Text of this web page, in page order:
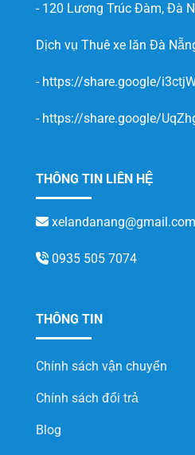
- 120 Lương Trúc Đàm, Đà
Dịch vụ Thuê xe lăn Đà
- https://share.google/
- https://share.google/
THÔNG TIN LIÊN HỆ
xelandanang@gmail.com
0935 505 7074
THÔNG TIN
Chính sách vận chuyển
Chính sách đổi trả
Blog